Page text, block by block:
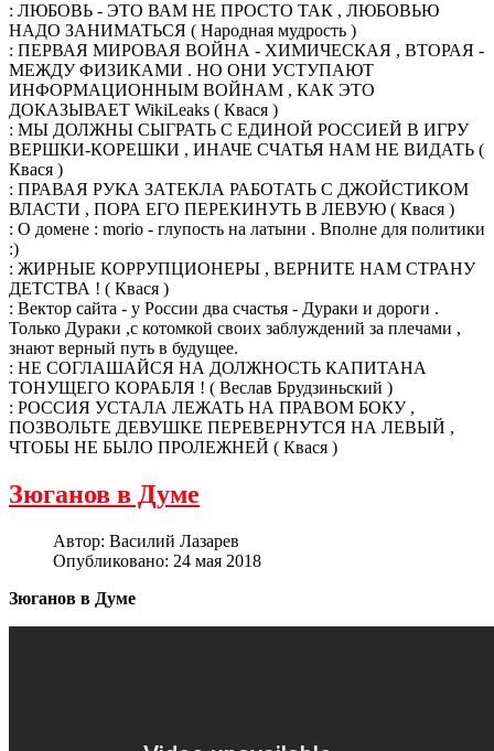
: ЛЮБОВЬ - ЭТО ВАМ НЕ ПРОСТО ТАК , ЛЮБОВЬЮ
НАДО ЗАНИМАТЬСЯ ( Народная мудрость )
: ПЕРВАЯ МИРОВАЯ ВОЙНА - ХИМИЧЕСКАЯ , ВТОРАЯ -
МЕЖДУ ФИЗИКАМИ . НО ОНИ УСТУПАЮТ
ИНФОРМАЦИОННЫМ ВОЙНАМ , КАК ЭТО
ДОКАЗЫВАЕТ WikiLeаks ( Квася )
: МЫ ДОЛЖНЫ СЫГРАТЬ С ЕДИНОЙ РОССИЕЙ В ИГРУ
ВЕРШКИ-КОРЕШКИ , ИНАЧЕ СЧАТЬЯ НАМ НЕ ВИДАТЬ (
Квася )
: ПРАВАЯ РУКА ЗАТЕКЛА РАБОТАТЬ С ДЖОЙСТИКОМ
ВЛАСТИ , ПОРА ЕГО ПЕРЕКИНУТЬ В ЛЕВУЮ ( Квася )
: О домене : morio - глупость на латыни . Вполне для политики
:)
: ЖИРНЫЕ КОРРУПЦИОНЕРЫ , ВЕРНИТЕ НАМ СТРАНУ
ДЕТСТВА ! ( Квася )
: Вектор сайта - у России два счастья - Дураки и дороги .
Только Дураки ,с котомкой своих заблуждений за плечами ,
знают верный путь в будущее.
: НЕ СОГЛАШАЙСЯ НА ДОЛЖНОСТЬ КАПИТАНА
ТОНУЩЕГО КОРАБЛЯ ! ( Веслав Брудзиньский )
: РОССИЯ УСТАЛА ЛЕЖАТЬ НА ПРАВОМ БОКУ ,
ПОЗВОЛЬТЕ ДЕВУШКЕ ПЕРЕВЕРНУТСЯ НА ЛЕВЫЙ ,
ЧТОБЫ НЕ БЫЛО ПРОЛЕЖНЕЙ ( Квася )
Зюганов в Думе
Автор: Василий Лазарев
Опубликовано: 24 мая 2018
Зюганов в Думе